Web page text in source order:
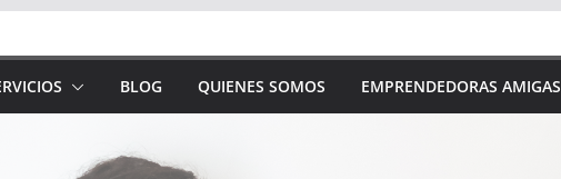
BLOG QUIENES SOMOS EMPRENDEDORAS AMIGAS